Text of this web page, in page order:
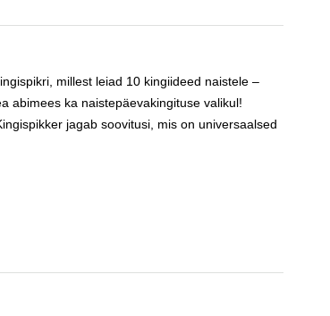
millest leiad 10 kingiideed naistele –
abimees ka naistepäevakingituse valikul!
jagab soovitusi, mis on universaalsed